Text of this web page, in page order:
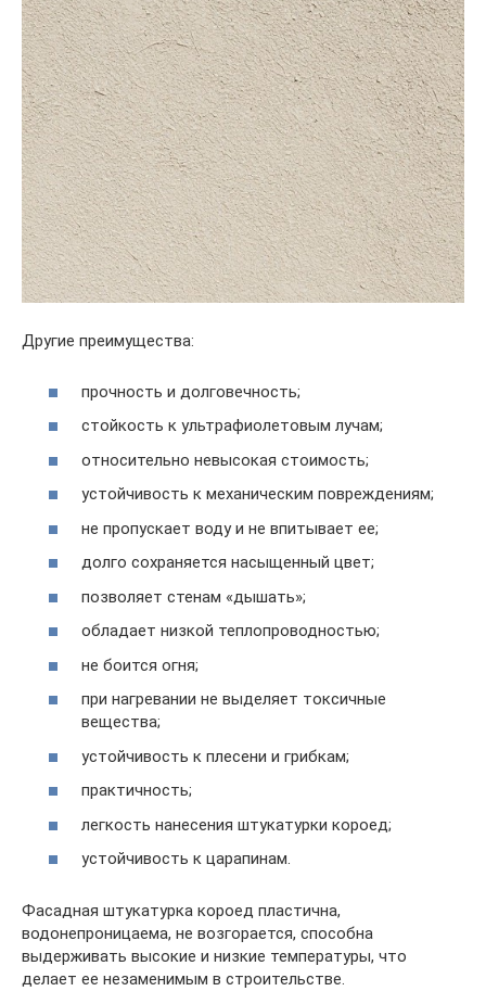
Другие преимущества:
прочность и долговечность;
стойкость к ультрафиолетовым лучам;
относительно невысокая стоимость;
устойчивость к механическим повреждениям;
не пропускает воду и не впитывает ее;
долго сохраняется насыщенный цвет;
позволяет стенам «дышать»;
обладает низкой теплопроводностью;
не боится огня;
при нагревании не выделяет токсичные
вещества;
устойчивость к плесени и грибкам;
практичность;
легкость нанесения штукатурки короед;
устойчивость к царапинам.
Фасадная штукатурка короед пластична,
водонепроницаема, не возгорается, способна
выдерживать высокие и низкие температуры, что
делает ее незаменимым в строительстве.